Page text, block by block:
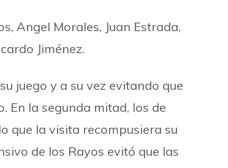
Angel Morales, Juan Estrada,
Jiménez.
juego y a su vez evitando que
En la segunda mitad, los de
que la visita recompusiera su
de los Rayos evitó que las